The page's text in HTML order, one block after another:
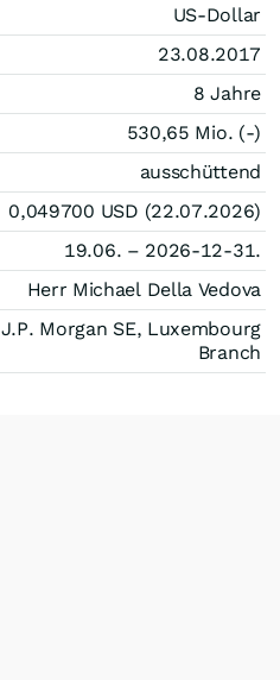
US-Dollar
23.08.2017
8 Jahre
530,65 Mio. (-)
ausschüttend
0,049700 USD (22.07.2026)
19.06. – 2026-12-31.
Herr Michael Della Vedova
J.P. Morgan SE, Luxembourg
Branch